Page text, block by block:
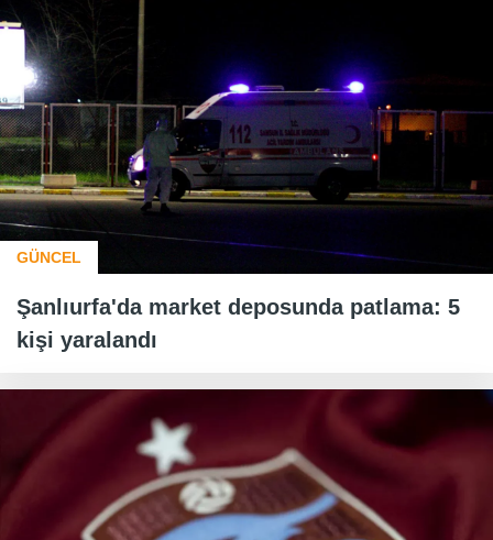
GÜNCEL
Şanlıurfa'da market deposunda patlama: 5
kişi yaralandı